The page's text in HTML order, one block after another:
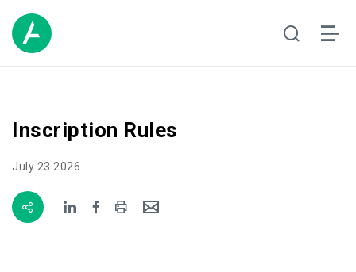
Inscription Rules
July 23 2026